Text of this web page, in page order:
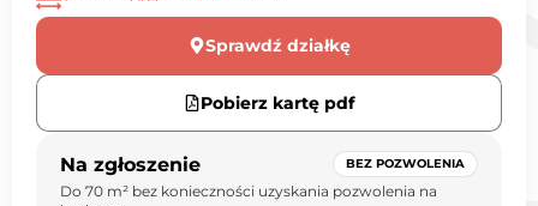
Sprawdź działkę
Pobierz kartę pdf
Na zgłoszenie BEZ POZWOLENIA
Do 70 m² bez konieczności uzyskania pozwolenia na